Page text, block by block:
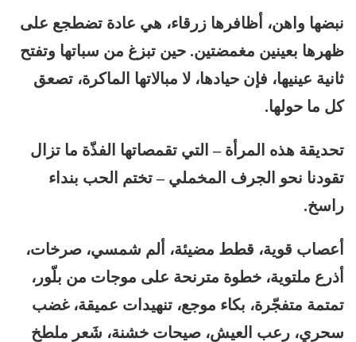
نبضها واهن، أظافرها زرقاء، هي عادة تضطجع على
ظهرها بعينين مغمضتين. حين تبزغ من سباتها وتفتح
ثانية عينيها، فإن حيادها، لا مبالاتها الماكرة، تصعق
كل ما حولها.
تحديقة هذه المرأة – التي تقمصاتها الفذّة ما تزال
تقودنا نحو الجرف المخملي – تختم الحب بنداء
راسخ.
أعصاب قوية، قطط مضيئة، ألم شمسي، صرخات،
أذرع ملتوية، خطوة مترنحة على موجات من بلّور،
تمتمة متفجّرة، بكاء موجع، تنهيدات عميقة، غضب
سحري، رعب العيش، صيحات خشنة، شَعر ملطخ